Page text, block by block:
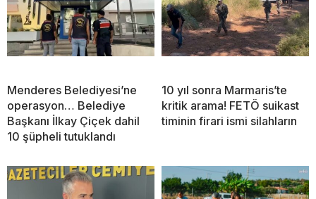
Menderes Belediyesi’ne
operasyon… Belediye
Başkanı İlkay Çiçek dahil
10 şüpheli tutuklandı
10 yıl sonra Marmaris’te
kritik arama! FETÖ suikast
timinin firari ismi silahların